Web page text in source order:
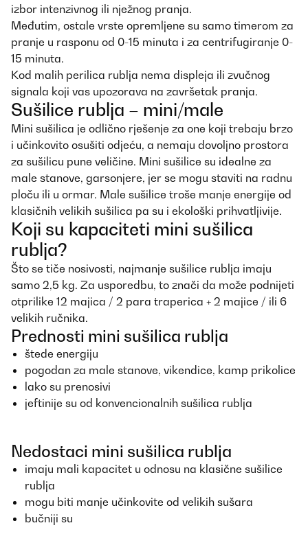
izbor intenzivnog ili nježnog pranja.
Međutim, ostale vrste opremljene su samo timerom za
pranje u rasponu od 0-15 minuta i za centrifugiranje 0-
15 minuta.
Kod malih perilica rublja nema displeja ili zvučnog
signala koji vas upozorava na završetak pranja.
Sušilice rublja – mini/male
Mini sušilica je odlično rješenje za one koji trebaju brzo
i učinkovito osušiti odjeću, a nemaju dovoljno prostora
za sušilicu pune veličine. Mini sušilice su idealne za
male stanove, garsonjere, jer se mogu staviti na radnu
ploču ili u ormar. Male sušilice troše manje energije od
klasičnih velikih sušilica pa su i ekološki prihvatljivije.
Koji su kapaciteti mini sušilica
rublja?
Što se tiče nosivosti, najmanje sušilice rublja imaju
samo 2,5 kg. Za usporedbu, to znači da može podnijeti
otprilike 12 majica / 2 para traperica + 2 majice / ili 6
velikih ručnika.
Prednosti mini sušilica rublja
štede energiju
pogodan za male stanove, vikendice, kamp prikolice
lako su prenosivi
jeftinije su od konvencionalnih sušilica rublja
Nedostaci mini sušilica rublja
imaju mali kapacitet u odnosu na klasične sušilice
rublja
mogu biti manje učinkovite od velikih sušara
bučniji su